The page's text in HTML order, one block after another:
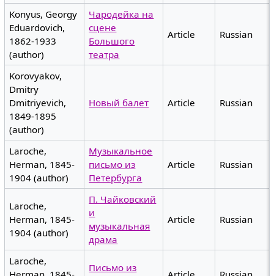
Konyus, Georgy
Eduardovich,
1862-1933
(author)
Чародейка на
сцене
Большого
театра
Article Russian
Korovyakov,
Dmitry
Dmitriyevich,
1849-1895
(author)
Новый балет Article Russian
Laroche,
Herman, 1845-
1904 (author)
Музыкальное
письмо из
Петербурга
Article Russian
Laroche,
Herman, 1845-
1904 (author)
П. Чайковский
и
музыкальная
драма
Article Russian
Laroche,
Письмо из